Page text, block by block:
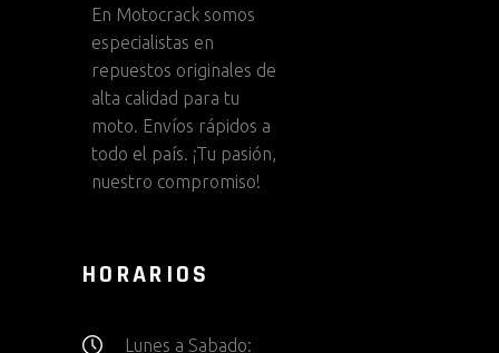
En Motocrack somos
especialistas en
repuestos originales de
alta calidad para tu
moto. Envíos rápidos a
todo el país. ¡Tu pasión,
nuestro compromiso!
HORARIOS
Lunes a Sabado: